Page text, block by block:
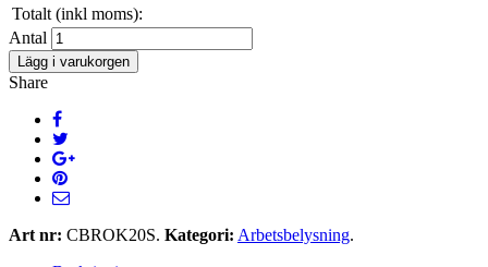
Totalt (inkl moms):
Antal
Lägg i varukorgen
Share
Art nr: CBROK20S. Kategori: Arbetsbelysning.